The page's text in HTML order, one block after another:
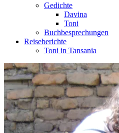
Gedichte
Davina
Toni
Buchbesprechungen
Reiseberichte
Toni in Tansania